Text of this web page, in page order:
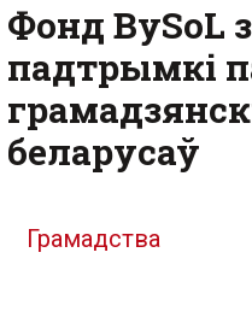
Фонд BySoL
падтрымкі
беларусаў
Грамадства